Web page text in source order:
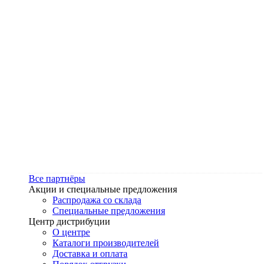
Все партнёры
Акции и специальные предложения
Распродажа со склада
Специальные предложения
Центр дистрибуции
О центре
Каталоги производителей
Доставка и оплата